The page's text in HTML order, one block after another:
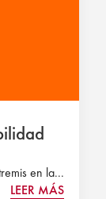
en la...
LEER MÁS